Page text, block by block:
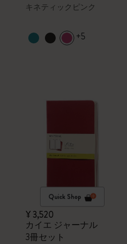
キネティックピンク
+5
Quick Shop
¥ 3,520
カイエ ジャーナル
3冊セット